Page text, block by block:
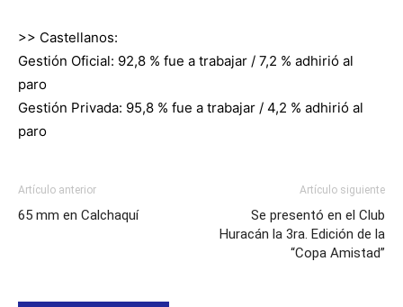
>> Castellanos:
Gestión Oficial: 92,8 % fue a trabajar / 7,2 % adhirió al
paro
Gestión Privada: 95,8 % fue a trabajar / 4,2 % adhirió al
paro
Artículo anterior
65 mm en Calchaquí
Artículo siguiente
Se presentó en el Club
Huracán la 3ra. Edición de la
“Copa Amistad”